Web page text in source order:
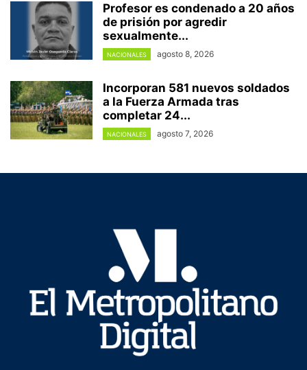
Profesor es condenado a 20 años
de prisión por agredir
sexualmente...
NACIONALES agosto 8, 2026
Incorporan 581 nuevos soldados
a la Fuerza Armada tras
completar 24...
NACIONALES agosto 7, 2026